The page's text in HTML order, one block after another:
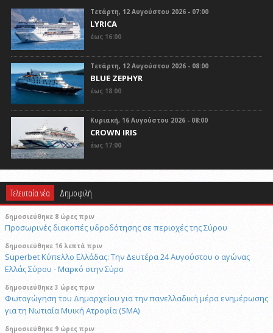
Τετάρτη, 12 Αυγούστου 2026 - 07:00
LYRICA
έως 16:00
Τετάρτη, 12 Αυγούστου 2026 - 08:00
BLUE ZEPHYR
έως 18:00
Κυριακή, 16 Αυγούστου 2026 - 08:00
CROWN IRIS
έως 17:00
Τελευταία νέα Δημοφιλή
δημοσιεύθηκε 8 ώρες πριν
Προσωρινές διακοπές υδροδότησης σε περιοχές της Σύρου
δημοσιεύθηκε 16 λεπτά πριν
Superbet Κύπελλο Ελλάδας: Την Δευτέρα 24 Αυγούστου ο αγώνας
Ελλάς Σύρου - Μαρκό στην Σύρο
δημοσιεύθηκε 3 ώρες πριν
Φωταγώγηση του Δημαρχείου για την πανελλαδική μέρα ενημέρωσης
για τη Νωτιαία Μυική Ατροφία (SMA)
δημοσιεύθηκε 9 ώρες πριν